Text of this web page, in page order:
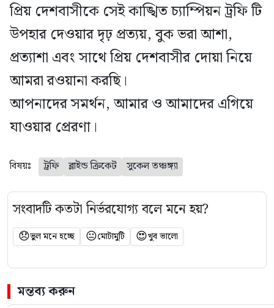
প্রিয় দেশবাসীকে সেই কাঙ্খিত চ্যাম্পিয়ন ট্রফি টি
উপহার দেওয়ার দৃঢ় প্রত্যয়, বুক ভরা আশা,
প্রত্যাশা এবং সাথে প্রিয় দেশবাসীর দোয়া নিয়ে
আমরা রওয়ানা করছি।
আপনাদের সমর্থন, আমার ও আমাদের এগিয়ে
যাওয়ার প্রেরণা।
বিষয়ঃ ট্রফি ব্লাইন্ড ক্রিকেট সুকেল তঞ্চঙ্গ্যা
সংবাদটি কতটা নির্ভরযোগ্য বলে মনে হয়?
😞ভুল মনে হচ্ছে 😐মোটামুটি 😍খুব ভালো
মন্তব্য করুন